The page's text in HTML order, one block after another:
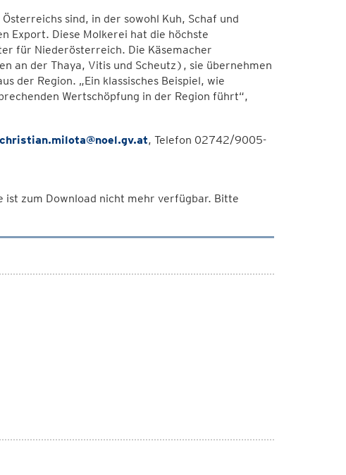
sind, in der sowohl Kuh, Schaf und
Export. Diese Molkerei hat die höchste
für Niederösterreich. Die Käsemacher
an der Thaya, Vitis und Scheutz), sie übernehmen
der Region. „Ein klassisches Beispiel, wie
Wertschöpfung in der Region führt“,
christian.milota@noel.gv.at, Telefon 02742/9005-
zum Download nicht mehr verfügbar. Bitte